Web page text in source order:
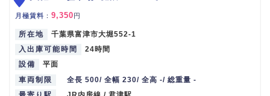
月極賃料 ： 9,350円
所在地
千葉県富津市大堀552-1
入出庫可能時間
24時間
設備
平面
車両制限
全長 500/ 全幅 230/ 全高 -/ 総重量 -